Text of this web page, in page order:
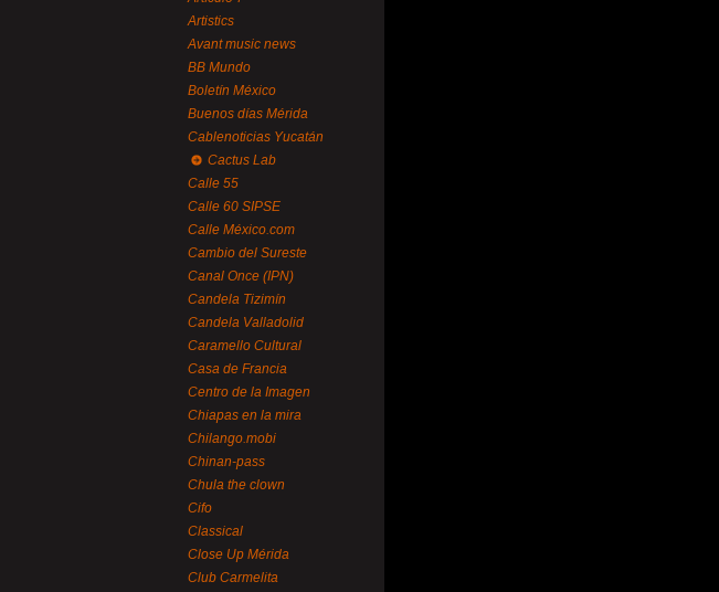
Artistics
Avant music news
BB Mundo
Boletín México
Buenos días Mérida
Cablenoticias Yucatán
Cactus Lab
Calle 55
Calle 60 SIPSE
Calle México.com
Cambio del Sureste
Canal Once (IPN)
Candela Tizimín
Candela Valladolid
Caramello Cultural
Casa de Francia
Centro de la Imagen
Chiapas en la mira
Chilango.mobi
Chinan-pass
Chula the clown
Cifo
Classical
Close Up Mérida
Club Carmelita